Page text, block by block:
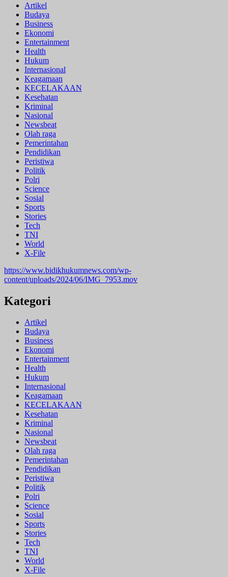
Artikel
Budaya
Business
Ekonomi
Entertainment
Health
Hukum
Internasional
Keagamaan
KECELAKAAN
Kesehatan
Kriminal
Nasional
Newsbeat
Olah raga
Pemerintahan
Pendidikan
Peristiwa
Politik
Polri
Science
Sosial
Sports
Stories
Tech
TNI
World
X-File
https://www.bidikhukumnews.com/wp-
content/uploads/2024/06/IMG_7953.mov
Kategori
Artikel
Budaya
Business
Ekonomi
Entertainment
Health
Hukum
Internasional
Keagamaan
KECELAKAAN
Kesehatan
Kriminal
Nasional
Newsbeat
Olah raga
Pemerintahan
Pendidikan
Peristiwa
Politik
Polri
Science
Sosial
Sports
Stories
Tech
TNI
World
X-File